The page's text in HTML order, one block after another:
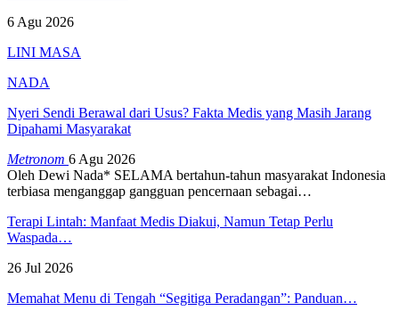
6 Agu 2026
LINI MASA
NADA
Nyeri Sendi Berawal dari Usus? Fakta Medis yang Masih Jarang
Dipahami Masyarakat
Metronom 6 Agu 2026
Oleh Dewi Nada* SELAMA bertahun-tahun masyarakat Indonesia
terbiasa menganggap gangguan pencernaan sebagai…
Terapi Lintah: Manfaat Medis Diakui, Namun Tetap Perlu
Waspada…
26 Jul 2026
Memahat Menu di Tengah “Segitiga Peradangan”: Panduan…